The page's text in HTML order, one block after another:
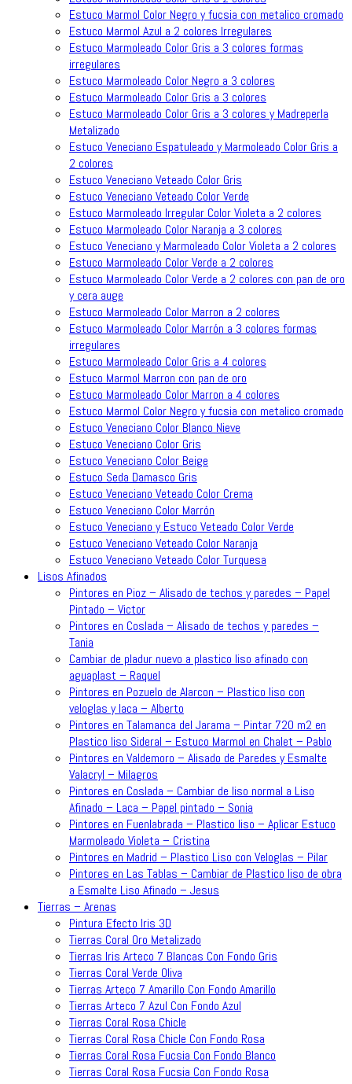
Estuco Marmol Color Negro y fucsia con metalico cromado
Estuco Marmol Azul a 2 colores Irregulares
Estuco Marmoleado Color Gris a 3 colores formas
irregulares
Estuco Marmoleado Color Negro a 3 colores
Estuco Marmoleado Color Gris a 3 colores
Estuco Marmoleado Color Gris a 3 colores y Madreperla
Metalizado
Estuco Veneciano Espatuleado y Marmoleado Color Gris a
2 colores
Estuco Veneciano Veteado Color Gris
Estuco Veneciano Veteado Color Verde
Estuco Marmoleado Irregular Color Violeta a 2 colores
Estuco Marmoleado Color Naranja a 3 colores
Estuco Veneciano y Marmoleado Color Violeta a 2 colores
Estuco Marmoleado Color Verde a 2 colores
Estuco Marmoleado Color Verde a 2 colores con pan de oro
y cera auge
Estuco Marmoleado Color Marron a 2 colores
Estuco Marmoleado Color Marrón a 3 colores formas
irregulares
Estuco Marmoleado Color Gris a 4 colores
Estuco Marmol Marron con pan de oro
Estuco Marmoleado Color Marron a 4 colores
Estuco Marmol Color Negro y fucsia con metalico cromado
Estuco Veneciano Color Blanco Nieve
Estuco Veneciano Color Gris
Estuco Veneciano Color Beige
Estuco Seda Damasco Gris
Estuco Veneciano Veteado Color Crema
Estuco Veneciano Color Marrón
Estuco Veneciano y Estuco Veteado Color Verde
Estuco Veneciano Veteado Color Naranja
Estuco Veneciano Veteado Color Turquesa
Lisos Afinados
Pintores en Pioz – Alisado de techos y paredes – Papel
Pintado – Victor
Pintores en Coslada – Alisado de techos y paredes –
Tania
Cambiar de pladur nuevo a plastico liso afinado con
aguaplast – Raquel
Pintores en Pozuelo de Alarcon – Plastico liso con
veloglas y laca – Alberto
Pintores en Talamanca del Jarama – Pintar 720 m2 en
Plastico liso Sideral – Estuco Marmol en Chalet – Pablo
Pintores en Valdemoro – Alisado de Paredes y Esmalte
Valacryl – Milagros
Pintores en Coslada – Cambiar de liso normal a Liso
Afinado – Laca – Papel pintado – Sonia
Pintores en Fuenlabrada – Plastico liso – Aplicar Estuco
Marmoleado Violeta – Cristina
Pintores en Madrid – Plastico Liso con Veloglas – Pilar
Pintores en Las Tablas – Cambiar de Plastico liso de obra
a Esmalte Liso Afinado – Jesus
Tierras – Arenas
Pintura Efecto Iris 3D
Tierras Coral Oro Metalizado
Tierras Iris Arteco 7 Blancas Con Fondo Gris
Tierras Coral Verde Oliva
Tierras Arteco 7 Amarillo Con Fondo Amarillo
Tierras Arteco 7 Azul Con Fondo Azul
Tierras Coral Rosa Chicle
Tierras Coral Rosa Chicle Con Fondo Rosa
Tierras Coral Rosa Fucsia Con Fondo Blanco
Tierras Coral Rosa Fucsia Con Fondo Rosa